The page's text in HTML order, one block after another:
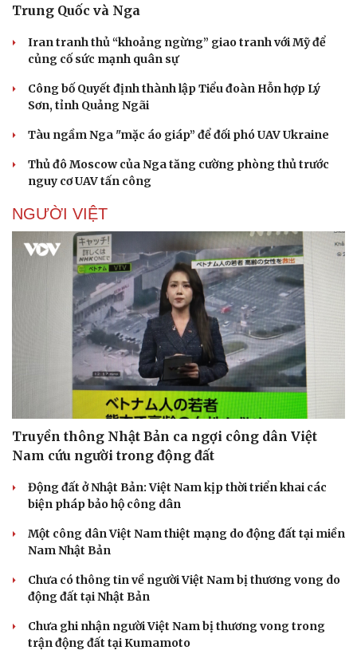
Sức khỏe
Cây thuốc
Sản phụ khoa
Nam khoa
Làm đẹp - giảm cân
Phòng mạch online
Ăn sạch sống khỏe
Đời sống
Blog
Trung Quốc và Nga
Iran tranh thủ “khoảng ngừng” giao tranh với Mỹ để
củng cố sức mạnh quân sự
Công bố Quyết định thành lập Tiểu đoàn Hỗn hợp Lý
Sơn, tỉnh Quảng Ngãi
Tàu ngầm Nga "mặc áo giáp” để đối phó UAV Ukraine
Thủ đô Moscow của Nga tăng cường phòng thủ trước
nguy cơ UAV tấn công
NGƯỜI VIỆT
Truyền thông Nhật Bản ca ngợi công dân Việt
Nam cứu người trong động đất
Động đất ở Nhật Bản: Việt Nam kịp thời triển khai các
biện pháp bảo hộ công dân
Một công dân Việt Nam thiệt mạng do động đất tại miền
Nam Nhật Bản
Chưa có thông tin về người Việt Nam bị thương vong do
động đất tại Nhật Bản
Chưa ghi nhận người Việt Nam bị thương vong trong
trận động đất tại Kumamoto